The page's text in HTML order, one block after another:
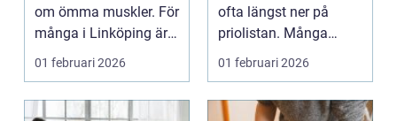
om ömma muskler. För
många i Linköping är
massage ett sätt...
01 februari 2026
ofta längst ner på
priolistan. Många
väntar tills proble...
01 februari 2026